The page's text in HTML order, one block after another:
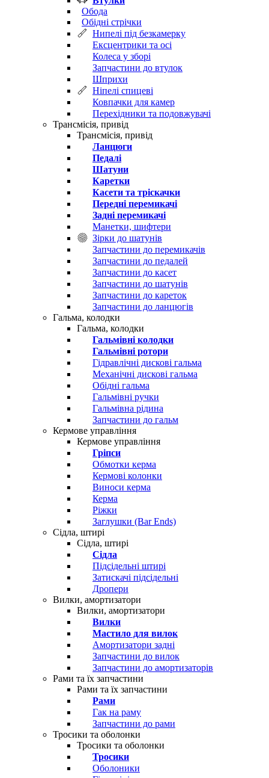
Обода
Обідні стрічки
Нипелі під безкамерку
Ексцентрики та осі
Колеса у зборі
Запчастини до втулок
Шприхи
Ніпелі спицеві
Ковпачки для камер
Перехідники та подовжувачі
Трансмісія, привід
Трансмісія, привід
Ланцюги
Педалі
Шатуни
Каретки
Касети та тріскачки
Передні перемикачі
Задні перемикачі
Манетки, шифтери
Зірки до шатунів
Запчастини до перемикачів
Запчастини до педалей
Запчастини до касет
Запчастини до шатунів
Запчастини до кареток
Запчастини до ланцюгів
Гальма, колодки
Гальма, колодки
Гальмівні колодки
Гальмівні ротори
Гідравлічні дискові гальма
Механічні дискові гальма
Обідні гальма
Гальмівні ручки
Гальмівна рідина
Запчастини до гальм
Кермове управління
Кермове управління
Гріпси
Обмотки керма
Кермові колонки
Виноси керма
Керма
Ріжки
Заглушки (Bar Ends)
Сідла, штирі
Сідла, штирі
Сідла
Підсідельні штирі
Затискачі підсідельні
Дропери
Вилки, амортизатори
Вилки, амортизатори
Вилки
Мастило для вилок
Амортизатори задні
Запчастини до вилок
Запчастини до амортизаторів
Рами та їх запчастини
Рами та їх запчастини
Рами
Гак на раму
Запчастини до рами
Тросики та оболонки
Тросики та оболонки
Тросики
Оболоники